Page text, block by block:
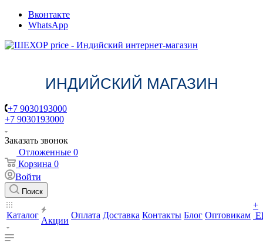
Вконтакте
WhatsApp
ИНДИЙСКИЙ МАГАЗИН
+7 9030193000
+7 9030193000
Заказать звонок
Отложенные 0
Корзина 0
Войти
Поиск
Каталог
Акции
Оплата Доставка Контакты Блог Оптовикам
+